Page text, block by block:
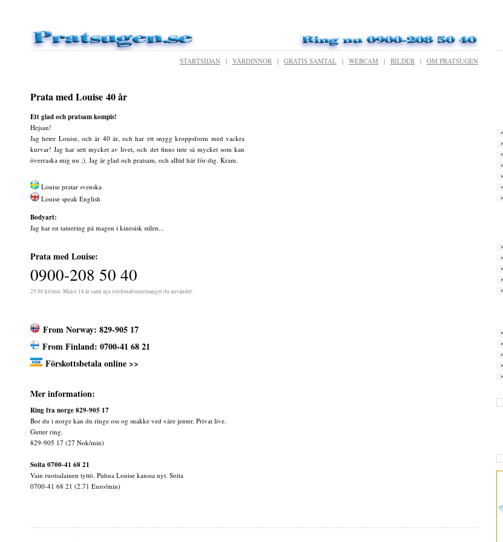
STARTSIDAN | VÄRDINNOR | GRATIS SAMTAL | WEBCAM | BILDER | OM PRATSUGEN
Prata med Louise 40 år
Ett glad och pratsam kompis!
Hejsan!
Jag heter Louise, och är 40 år, och har ett snygg kroppsform med vackra
kurvar! Jag har sett mycket av livet, och det finns inte så mycket som kan
överraska mig nu ;). Jag är glad och pratsam, och alltid här för dig. Kram.
Louise pratar svenska
Louise speak English
Bodyart:
Jag har en tatuering på magen i kinesisk stilen...
Prata med Louise:
0900-208 50 40
25.90 kr/min. Minst 18 år samt äga telefonabonnemanget du använder.
From Norway: 829-905 17
From Finland: 0700-41 68 21
Förskottsbetala online >>
Mer information:
Ring fra norge 829-905 17
Bor du i norge kan du ringe oss og snakke ved våre jenter. Privat live.
Gutter ring.
829-905 17 (27 Nok/min)
Soita 0700-41 68 21
Vain ruotsalainen tyttö. Puhua Louise kanssa nyt. Soita
0700-41 68 21 (2.71 Euro/min)